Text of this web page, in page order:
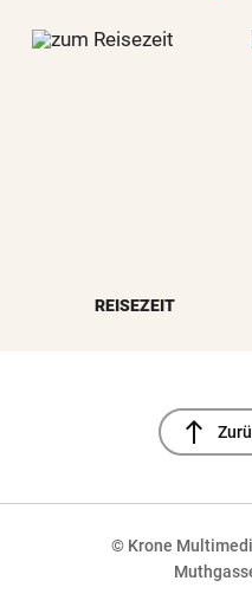
REISEZEIT
north
© Krone